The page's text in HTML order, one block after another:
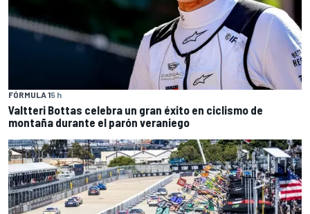
FÓRMULA 15 h
Valtteri Bottas celebra un gran éxito en ciclismo de
montaña durante el parón veraniego